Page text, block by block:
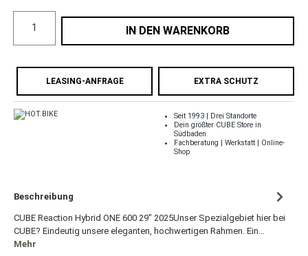
IN DEN WARENKORB
LEASING-ANFRAGE EXTRA SCHUTZ
Seit 1993 | Drei Standorte
Dein größter CUBE Store in
Südbaden
Fachberatung | Werkstatt | Online-
Shop
Beschreibung
CUBE Reaction Hybrid ONE 600 29" 2025Unser Spezialgebiet hier bei
CUBE? Eindeutig unsere eleganten, hochwertigen Rahmen. Ein…
Mehr